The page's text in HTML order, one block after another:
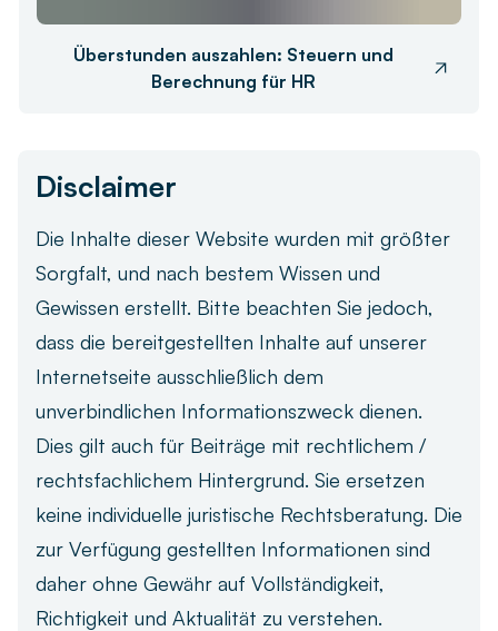
Überstunden auszahlen: Steuern und
Berechnung für HR
Disclaimer
Die Inhalte dieser Website wurden mit größter
Sorgfalt, und nach bestem Wissen und
Gewissen erstellt. Bitte beachten Sie jedoch,
dass die bereitgestellten Inhalte auf unserer
Internetseite ausschließlich dem
unverbindlichen Informationszweck dienen.
Dies gilt auch für Beiträge mit rechtlichem /
rechtsfachlichem Hintergrund. Sie ersetzen
keine individuelle juristische Rechtsberatung. Die
zur Verfügung gestellten Informationen sind
daher ohne Gewähr auf Vollständigkeit,
Richtigkeit und Aktualität zu verstehen.